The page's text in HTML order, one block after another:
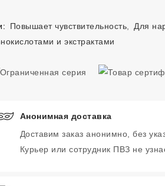
Повышает чувствительность Для
и экстрактами
Анонимная доставка
Доставим заказ анонимно, без
Курьер или сотрудник ПВЗ не